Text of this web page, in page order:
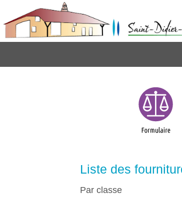
Liste des
Par classe